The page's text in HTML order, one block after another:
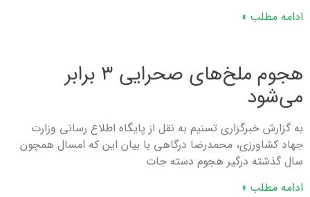
ادامه مطلب »
هجوم ملخ‌های صحرایی ۳ برابر
می‌شود
به گزارش خبرگزاری تسنیم به نقل از پایگاه اطلاع رسانی وزارت
جهاد کشاورزی، محمدرضا درگاهی با بیان این که امسال همچون
سال گذشته درگیر هجوم دسته جات
ادامه مطلب »